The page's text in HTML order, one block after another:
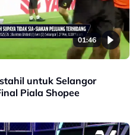
01:46
untuk Selangor
Piala Shopee